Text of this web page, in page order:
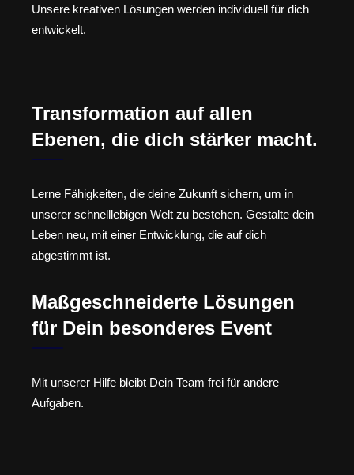
Unsere kreativen Lösungen werden individuell für dich
entwickelt.
Transformation auf allen
Ebenen, die dich stärker macht.
Lerne Fähigkeiten, die deine Zukunft sichern, um in
unserer schnelllebigen Welt zu bestehen. Gestalte dein
Leben neu, mit einer Entwicklung, die auf dich
abgestimmt ist.
Maßgeschneiderte Lösungen
für Dein besonderes Event
Mit unserer Hilfe bleibt Dein Team frei für andere
Aufgaben.